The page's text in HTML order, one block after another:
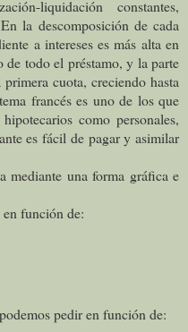
liquidación constantes,
la descomposición de cada
a intereses es más alta en
todo el préstamo, y la parte
cuota, creciendo hasta
francés es uno de los que
como personales,
es fácil de pagar y asimilar
mediante una forma gráfica e
en función de:
pedir en función de: